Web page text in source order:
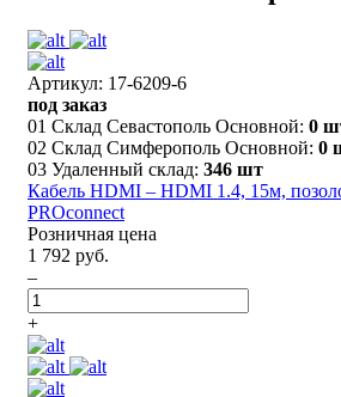
Артикул: 17-6209-6
под заказ
01 Склад Севастополь Основной: 0
02 Склад Симферополь Основной: 0
03 Удаленный склад: 346 шт
Кабель HDMI – HDMI 1.4, 15м,
PROconnect
Розничная цена
1 792 руб.
–
+